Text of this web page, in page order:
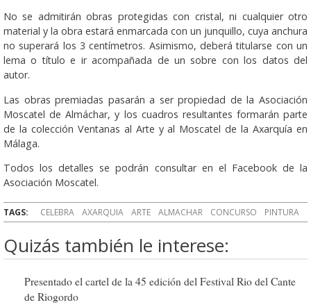
No se admitirán obras protegidas con cristal, ni cualquier otro
material y la obra estará enmarcada con un junquillo, cuya anchura
no superará los 3 centímetros. Asimismo, deberá titularse con un
lema o título e ir acompañada de un sobre con los datos del
autor.
Las obras premiadas pasarán a ser propiedad de la Asociación
Moscatel de Almáchar, y los cuadros resultantes formarán parte
de la colección Ventanas al Arte y al Moscatel de la Axarquía en
Málaga.
Todos los detalles se podrán consultar en el Facebook de la
Asociación Moscatel.
TAGS: CELEBRA AXARQUIA ARTE ALMACHAR CONCURSO PINTURA
Quizás también le interese:
Presentado el cartel de la 45 edición del Festival Rio del Cante
de Riogordo